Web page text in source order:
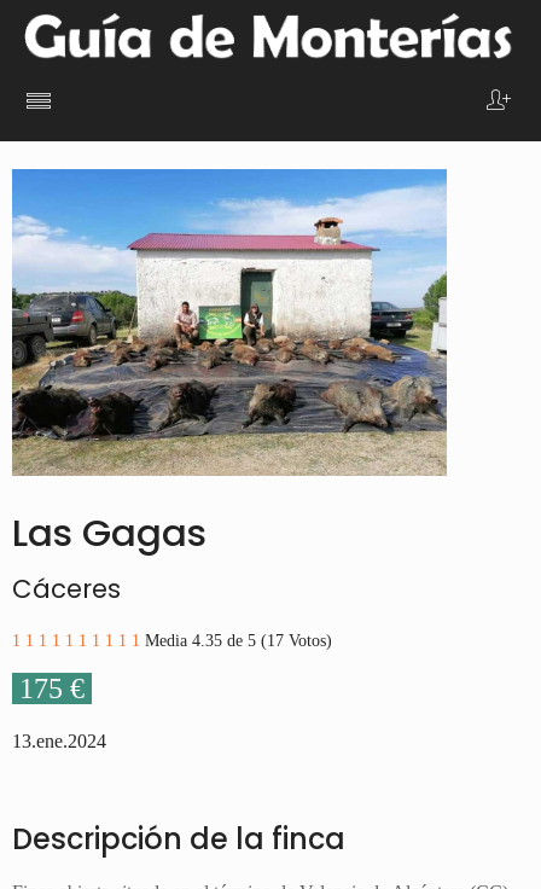
Las Gagas
Cáceres
1 1 1 1 1 1 1 1 1 1 Media 4.35 de 5 (17 Votos)
175 €
13.ene.2024
Descripción de la finca